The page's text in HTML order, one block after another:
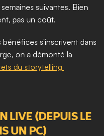
suivantes. Bien
pas un coût.
s'inscrivent dans
on a démonté la
du storytelling
LIVE (DEPUIS LE
UN PC)